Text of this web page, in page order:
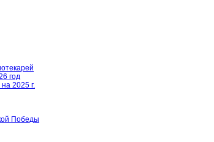
год
2025 г.
Победы